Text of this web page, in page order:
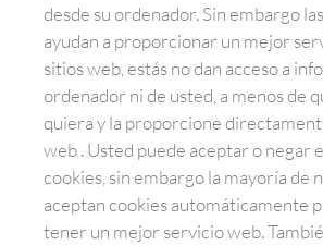
desde su ordenador. Sin embargo
ayudan a proporcionar un mejor
sitios web, estás no dan acceso a
ordenador ni de usted, a menos de
quiera y la proporcione
web . Usted puede aceptar o negar
cookies, sin embargo la mayoría de
aceptan cookies automáticamente
tener un mejor servicio web.